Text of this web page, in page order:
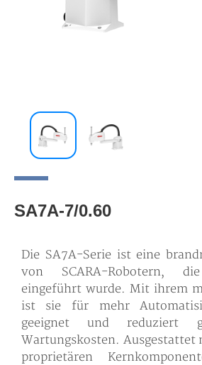
SA7A-7/0.60
Die SA7A-Serie ist eine
von SCARA-Robotern,
eingeführt wurde. Mit ihrem
ist sie für mehr
geeignet und reduziert
Wartungskosten. Ausgestattet
proprietären